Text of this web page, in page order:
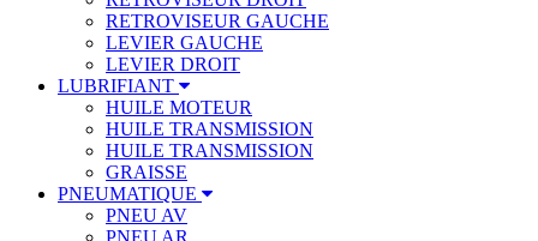
RETROVISEUR GAUCHE
LEVIER GAUCHE
LEVIER DROIT
LUBRIFIANT
HUILE MOTEUR
HUILE TRANSMISSION
HUILE TRANSMISSION
GRAISSE
PNEUMATIQUE
PNEU AV
PNEU AR